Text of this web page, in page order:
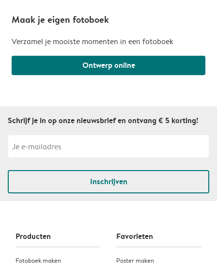
Maak je eigen fotoboek
Verzamel je mooiste momenten in een fotoboek
Ontwerp online
Schrijf je in op onze nieuwsbrief en ontvang € 5 korting!
Inschrijven
Producten
Fotoboek maken
Favorieten
Poster maken